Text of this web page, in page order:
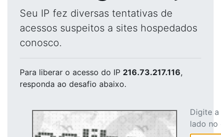
Seu IP fez diversas tentativas de
acessos suspeitos a sites hospedados
conosco.
Para liberar o acesso do IP 216.73.217.116,
responda ao desafio abaixo.
Digite
lado no